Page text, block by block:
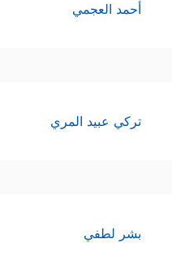
أحمد العجمي
تركي عبيد المري
بشر لطفي